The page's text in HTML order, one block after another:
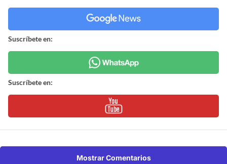
Suscríbete en:
Suscríbete en:
Mostrar Comentarios